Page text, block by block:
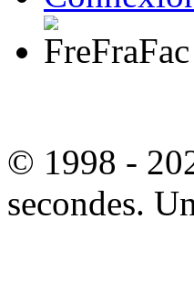
© 1998 -
secondes.